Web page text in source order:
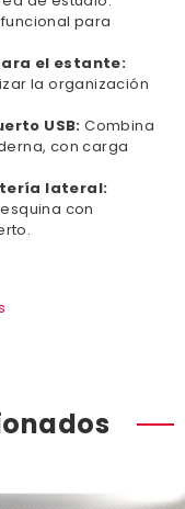
para
el estante:
la organización
USB: Combina
con carga
lateral:
con